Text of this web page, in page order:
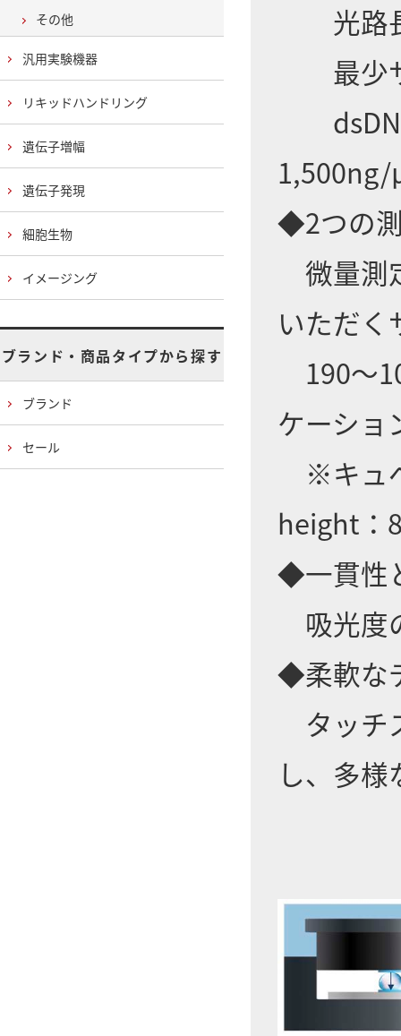
光路長
最少サ
1,500ng/
◆2つの
微量測
いただく
190～
ケーショ
※キュ
height：
◆一貫性
吸光度
◆柔軟な
タッチ
し、多
その他
汎用実験機器
リキッドハンドリング
遺伝子増幅
遺伝子発現
細胞生物
イメージング
ブランド・商品タイプから探す
ブランド
セール